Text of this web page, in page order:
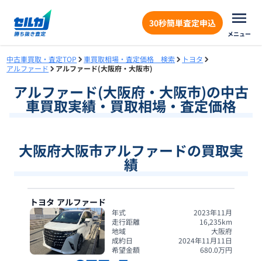
30秒簡単査定申込
メニュー
中古車買取・査定TOP 車買取相場・査定価格 検索
トヨタ
アルファード
アルファード(大阪府・大阪市)
アルファード(大阪府 ・ 大阪市)の中古
車買取実績・買取相場・査定価格
大阪府大阪市アルファードの買取実
績
トヨタ アルファード
年式
2023年11月
走行距離
16,235km
地域
大阪府
成約日
2024年11月11日
希望金額
680.0万円